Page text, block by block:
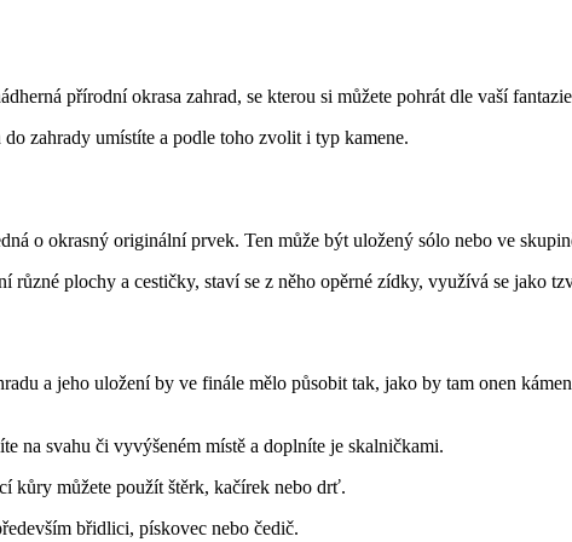
přírodní okrasa zahrad, se kterou si můžete pohrát dle vaší
zahrady umístíte a podle toho zvolit i typ kamene.
o okrasný originální prvek. Ten může být uložený sólo nebo ve
plochy a cestičky, staví se z něho opěrné zídky, využívá se jako
a jeho uložení by ve finále mělo působit tak, jako by tam onen
na svahu či vyvýšeném místě a doplníte je skalničkami.
kůry můžete použít štěrk, kačírek nebo drť.
břidlici, pískovec nebo čedič.